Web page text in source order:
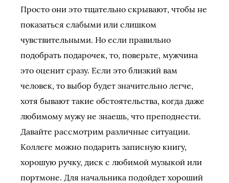
Просто они это тщательно скрывают, чтобы не
показаться слабыми или слишком
чувствительными. Но если правильно
подобрать подарочек, то, поверьте, мужчина
это оценит сразу. Если это близкий вам
человек, то выбор будет значительно легче,
хотя бывают такие обстоятельства, когда даже
любимому мужу не знаешь, что преподнести.
Давайте рассмотрим различные ситуации.
Коллеге можно подарить записную книгу,
хорошую ручку, диск с любимой музыкой или
портмоне. Для начальника подойдет хороший